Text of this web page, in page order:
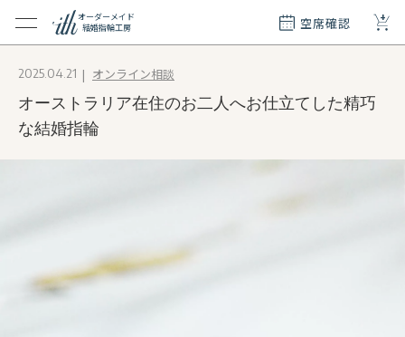
オーダーメイド
結婚指輪工房
空席確認 +
メイド
リー
2025.04.21 オンライン相談
オーストラリア在住のお二人へお仕立てした精巧
な結婚指輪